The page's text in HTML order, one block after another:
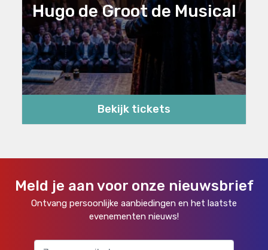
Hugo de Groot de Musical
Bekijk tickets
Meld je aan voor onze nieuwsbrief
Ontvang persoonlijke aanbiedingen en het laatste
evenementen nieuws!